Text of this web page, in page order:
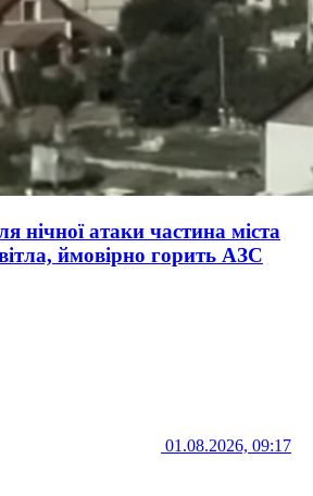
нічної атаки частина міста
ймовірно горить АЗС
01.08.2026, 09:17